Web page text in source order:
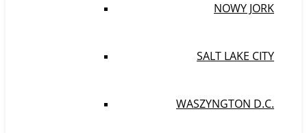
NOWY JORK
SALT LAKE CITY
WASZYNGTON D.C.